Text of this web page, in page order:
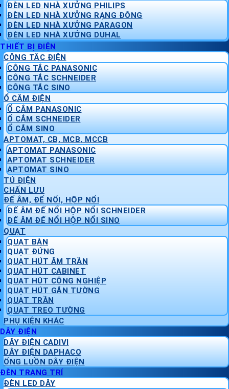
ĐÈN LED NHÀ XƯỞNG PHILIPS
ĐÈN LED NHÀ XƯỞNG RẠNG ĐÔNG
ĐÈN LED NHÀ XƯỞNG PARAGON
ĐÈN LED NHÀ XƯỞNG DUHAL
THIẾT BỊ ĐIỆN
CÔNG TẮC ĐIỆN
CÔNG TẮC PANASONIC
CÔNG TẮC SCHNEIDER
CÔNG TẮC SINO
Ổ CẮM ĐIỆN
Ổ CẮM PANASONIC
Ổ CẮM SCHNEIDER
Ổ CẮM SINO
APTOMAT, CB, MCB, MCCB
APTOMAT PANASONIC
APTOMAT SCHNEIDER
APTOMAT SINO
TỦ ĐIỆN
CHẤN LƯU
ĐẾ ÂM, ĐẾ NỔI, HỘP NỔI
ĐẾ ÂM ĐẾ NỔI HỘP NỔI SCHNEIDER
ĐẾ ÂM ĐẾ NỔI HỘP NỔI SINO
QUẠT
QUẠT BÀN
QUẠT ĐỨNG
QUẠT HÚT ÂM TRẦN
QUẠT HÚT CABINET
QUẠT HÚT CÔNG NGHIỆP
QUẠT HÚT GẮN TƯỜNG
QUẠT TRẦN
QUẠT TREO TƯỜNG
PHỤ KIỆN KHÁC
DÂY ĐIỆN
DÂY ĐIỆN CADIVI
DÂY ĐIỆN DAPHACO
ỐNG LUỒN DÂY ĐIỆN
ĐÈN TRANG TRÍ
ĐÈN LED DÂY